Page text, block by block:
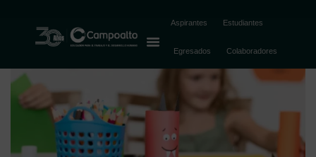
Aspirantes Estudiantes
Egresados Colaboradores